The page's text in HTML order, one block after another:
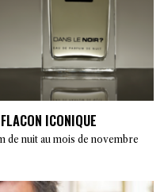
ICONIQUE
de nuit au mois de novembre